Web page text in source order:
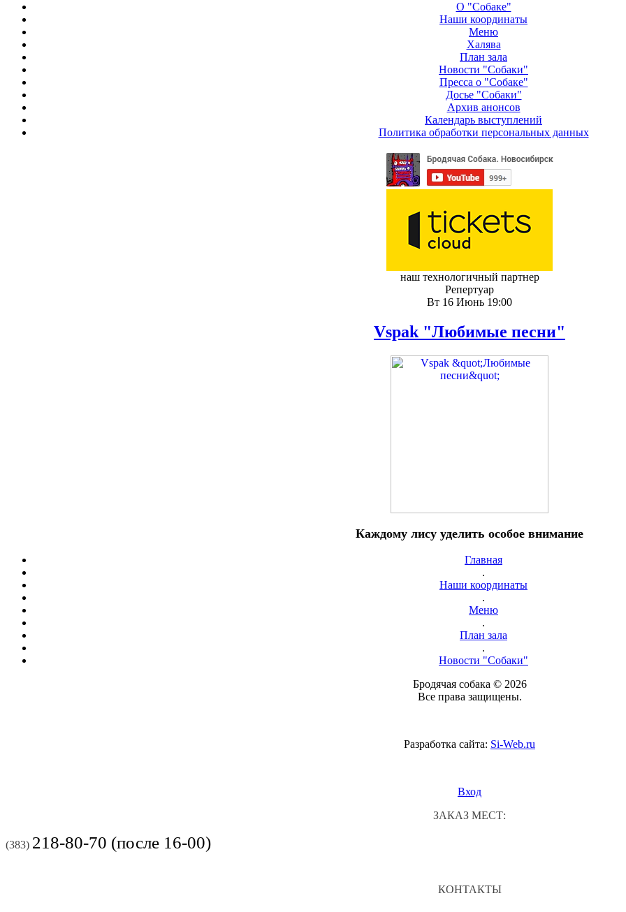
О "Собаке"
Наши координаты
Меню
Халява
План зала
Новости "Собаки"
Пресса о "Собаке"
Досье "Собаки"
Архив анонсов
Календарь выступлений
Политика обработки персональных данных
наш технологичный партнер
Репертуар
Вт 16 Июнь 19:00
Vspak "Любимые песни"
Каждому лису уделить особое внимание
Главная
.
Наши координаты
.
Меню
.
План зала
.
Новости "Собаки"
Бродячая собака © 2026
Все права защищены.
Разработка сайта: Si-Web.ru
Вход
ЗАКАЗ МЕСТ:
(383) 218-80-70 (после 16-00)
КОНТАКТЫ